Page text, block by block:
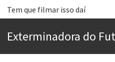
Tem que filmar isso daí
Exterminadora do